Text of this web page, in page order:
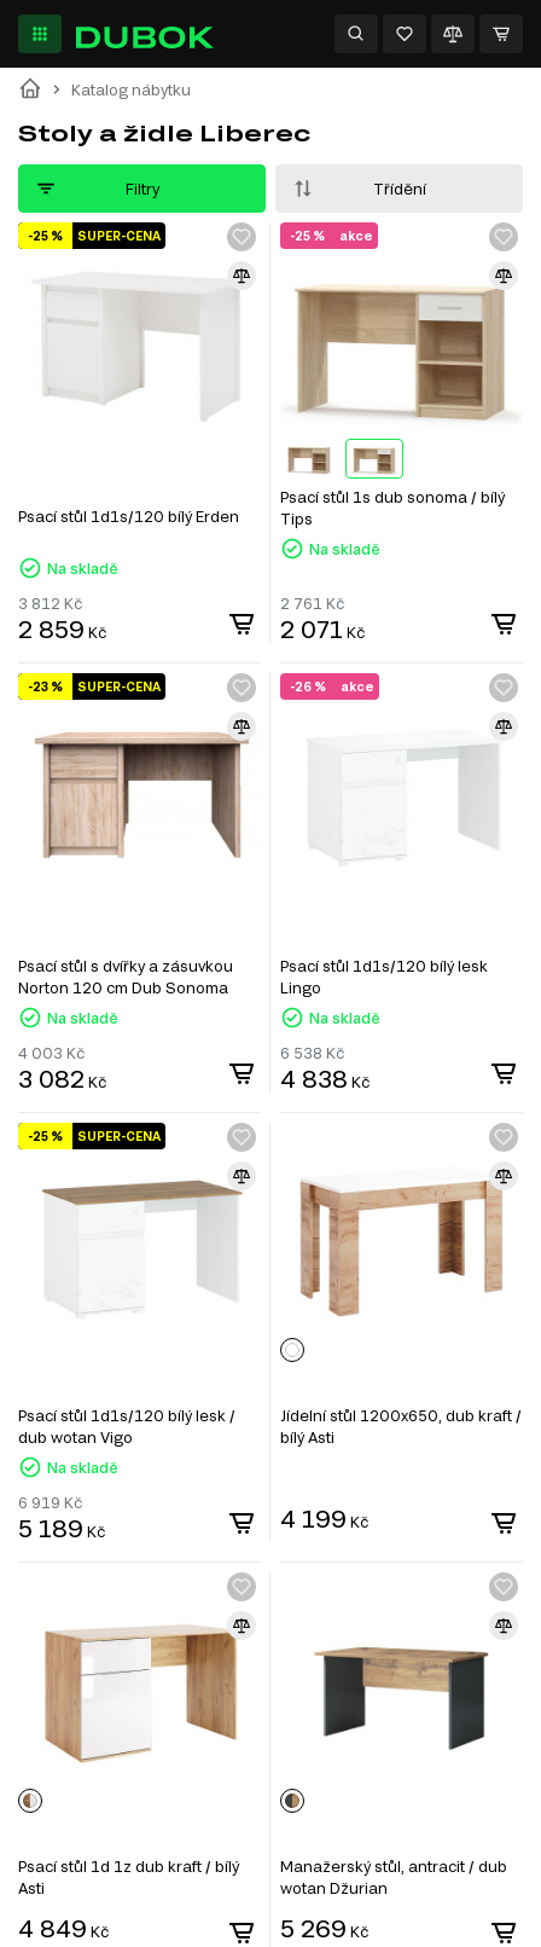
Katalog nábytku
Stoly a židle Liberec
Filtry Třídění
SUPER-CENA
-25 %
Psací stůl 1d1s/120 bílý Erden
Na skladě
3 812 Kč
2 859 Kč
akce
-25 %
Psací stůl 1s dub sonoma / bílý
Tips
Na skladě
2 761 Kč
2 071 Kč
SUPER-CENA
-23 %
Psací stůl s dvířky a zásuvkou
Norton 120 cm Dub Sonoma
Na skladě
4 003 Kč
3 082 Kč
akce
-26 %
Psací stůl 1d1s/120 bílý lesk
Lingo
Na skladě
6 538 Kč
4 838 Kč
SUPER-CENA
-25 %
Psací stůl 1d1s/120 bílý lesk /
dub wotan Vigo
Na skladě
6 919 Kč
5 189 Kč
Jídelní stůl 1200x650, dub kraft /
bílý Asti
4 199 Kč
Psací stůl 1d 1z dub kraft / bílý
Asti
4 849 Kč
Manažerský stůl, antracit / dub
wotan Džurian
5 269 Kč